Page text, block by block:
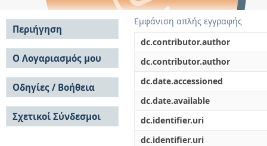
Εμφάνιση απλής εγγραφής
dc.contributor.author
dc.contributor.author
dc.date.accessioned
dc.date.available
dc.identifier.uri
dc.identifier.uri
Περιήγηση
Σε όλο το DSpace
Κοινότητες & Συλλογές
Ανά Ημερομηνία
Έκδοσης
Συγγραφείς
Τίτλοι
Θέματα
Ο Λογαριασμός μου
Σύνδεση
Εγγραφή
Οδηγίες / Βοήθεια
Οδηγίες Υποβολής
Οδηγίες Χρήσης ΙΑ
Συχνές Ερωτήσεις
Σχετικοί Σύνδεσμοι